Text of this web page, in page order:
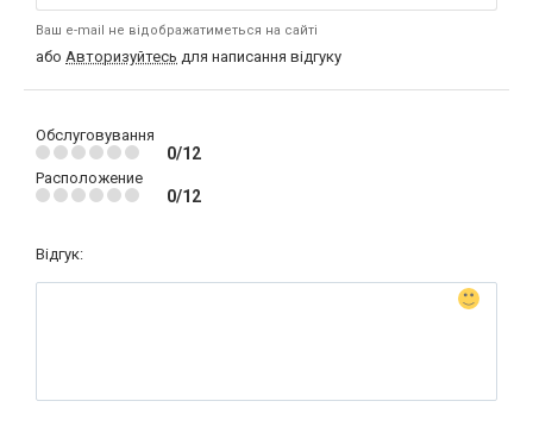
Ваш e-mail не відображатиметься на сайті
або Авторизуйтесь для написання відгуку
Обслуговування
0/12
Расположение
0/12
Відгук: